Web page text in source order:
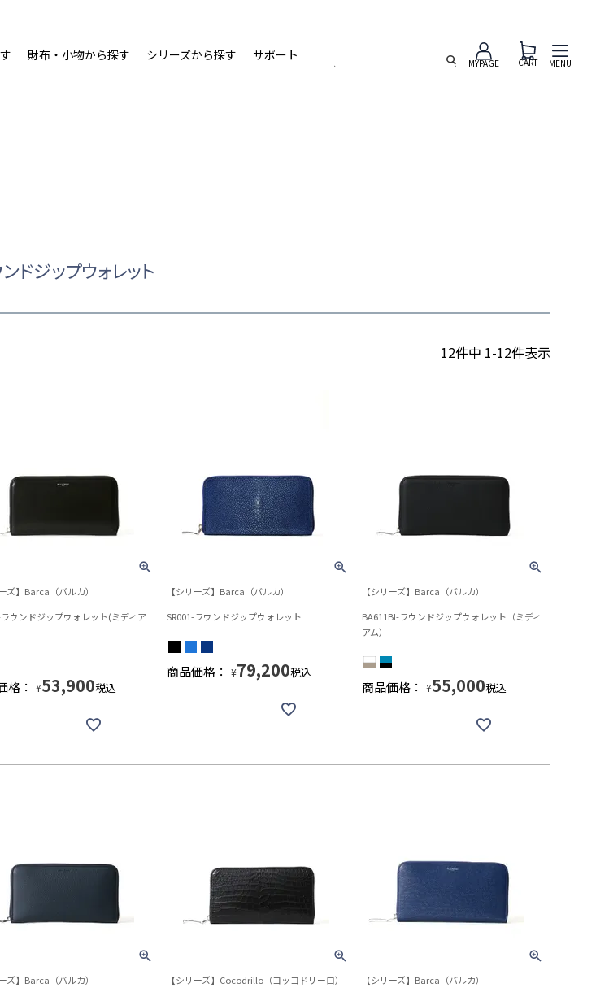
財布・小物から探す シリーズから探す サポート
MYPAGE CART MENU
ドジップウォレット
12件中 1-12件表示
ズ】Barca（バルカ）
ウンドジップウォレット(ミディア
格： ¥53,900税込
【シリーズ】Barca（バルカ）
SR001-ラウンドジップウォレット
商品価格： ¥79,200税込
【シリーズ】Barca（バルカ）
BA611BI-ラウンドジップウォレット（ミディ
アム）
商品価格： ¥55,000税込
ズ】Barca（バルカ）
【シリーズ】Cocodrillo（コッコドリーロ）
【シリーズ】Barca（バルカ）